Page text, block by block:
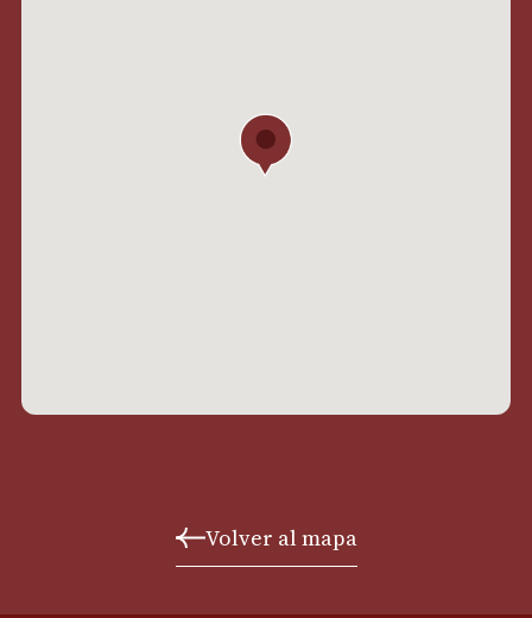
Volver al mapa